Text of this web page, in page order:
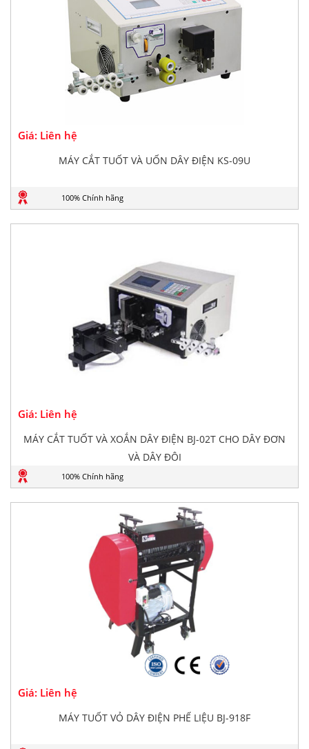
Giá: Liên hệ
MÁY CẮT TUỐT VÀ UỐN DÂY ĐIỆN KS-09U
100% Chính hãng
Giá: Liên hệ
MÁY CẮT TUỐT VÀ XOẮN DÂY ĐIỆN BJ-02T CHO DÂY ĐƠN
VÀ DÂY ĐÔI
100% Chính hãng
Giá: Liên hệ
MÁY TUỐT VỎ DÂY ĐIỆN PHẾ LIỆU BJ-918F